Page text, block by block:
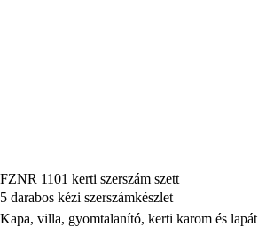
FZNR 1101 kerti szerszám szett
5 darabos kézi szerszámkészlet
Kapa, villa, gyomtalanító, kerti karom és lapát